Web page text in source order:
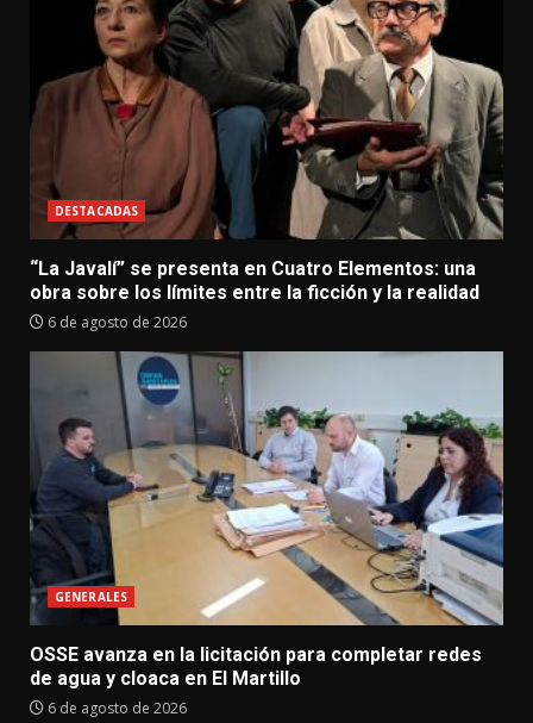
DESTACADAS
“La Javalí” se presenta en Cuatro Elementos: una
obra sobre los límites entre la ficción y la realidad
6 de agosto de 2026
GENERALES
OSSE avanza en la licitación para completar redes
de agua y cloaca en El Martillo
6 de agosto de 2026